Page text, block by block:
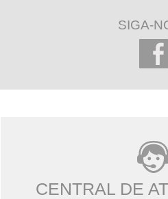
SIGA-
CENTRAL DE